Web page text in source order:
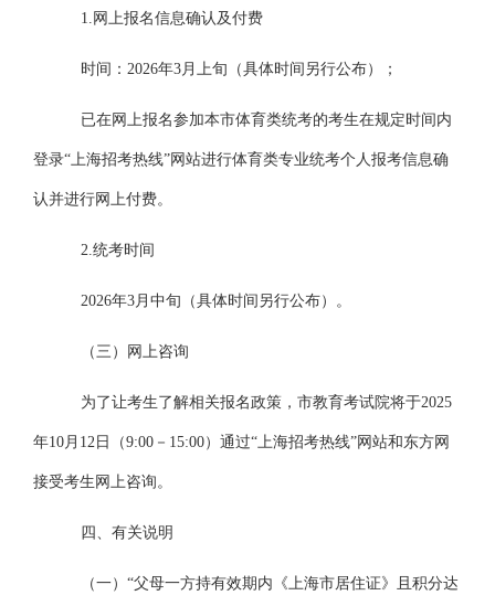
1.网上报名信息确认及付费
时间： 2026年3月上旬（具体时间另行公布）；
已在网上报名参加本市体育类统考的考生在规定时间内
登录“上海招考热线”网站进行体育类专业统考个人报考信息确
认并进行网上付费。
2.统考时间
2026年3月中旬（具体时间另行公布）。
（三） 网上咨询
为了让考生了解相关报名政策，市教育考试院将于2025
年10月 12日（9:00 － 15:00）通过“上海招考热线”网站和东方网
接受考生网上咨询。
四、有关说明
（一） “父母一方持有效期内《上海市居住证》且积分达